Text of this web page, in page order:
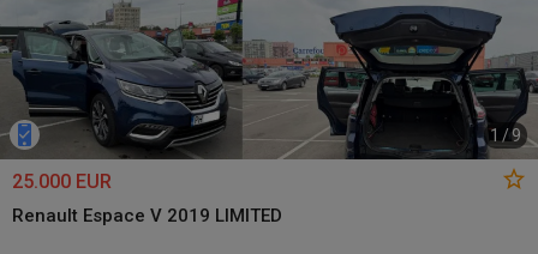
1 /9
25.000 EUR
Renault Espace V 2019 LIMITED